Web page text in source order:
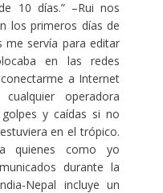
10 días.” –Rui nos
los primeros días de
servía para editar
en las redes
a Internet
operadora
y caídas si no
en el trópico.
quienes como yo
durante la
Nepal incluye un